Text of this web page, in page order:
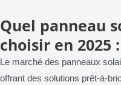
Quel panneau
choisir en 2025
Le marché des panneaux
offrant des solutions prêt-à-